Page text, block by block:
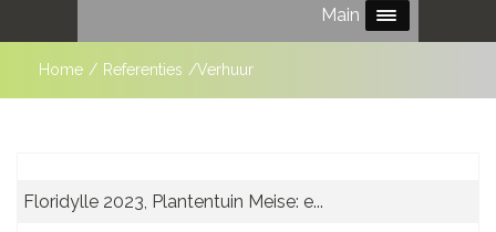
Main Menu
Home / Referenties /Verhuur
Floridylle 2023, Plantentuin Meise: e...